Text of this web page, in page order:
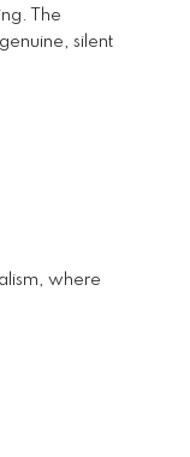
The
silent
where